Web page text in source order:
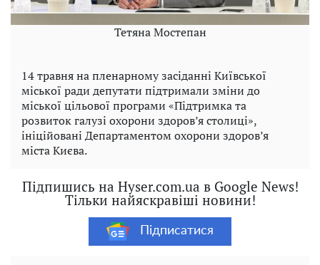
Тетяна Мостепан
14 травня на пленарному засіданні Київської
міської ради депутати підтримали зміни до
міської цільової програми «Підтримка та
розвиток галузі охорони здоров’я столиці»,
ініційовані Департаментом охорони здоров’я
міста Києва.
Підпишись на Hyser.com.ua в Google News!
Тільки найяскравіші новини!
Підписатися